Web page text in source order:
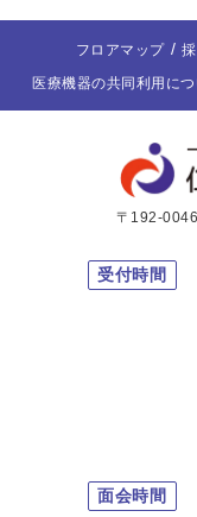
フロアマップ
医療機器の共同利用につ
〒192-
受付時間
面会時間